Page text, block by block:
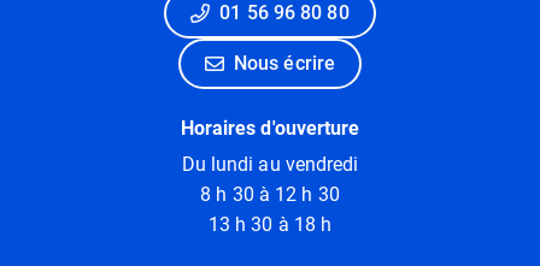
01 56 96 80 80
Nous écrire
Horaires d'ouverture
Du lundi au vendredi
8 h 30 à 12 h 30
13 h 30 à 18 h